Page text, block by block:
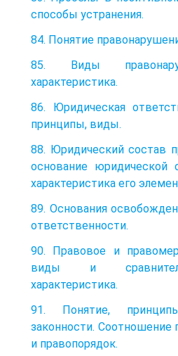
способы устранения.
84. Понятие
85. Виды
характеристика.
86. Юридическая
принципы, виды.
88. Юридический состав
основание юридической
характеристика его
89. Основания
ответственности.
90. Правовое и
виды и
характеристика.
91. Понятие,
законности. Соотношение
и правопорядок.